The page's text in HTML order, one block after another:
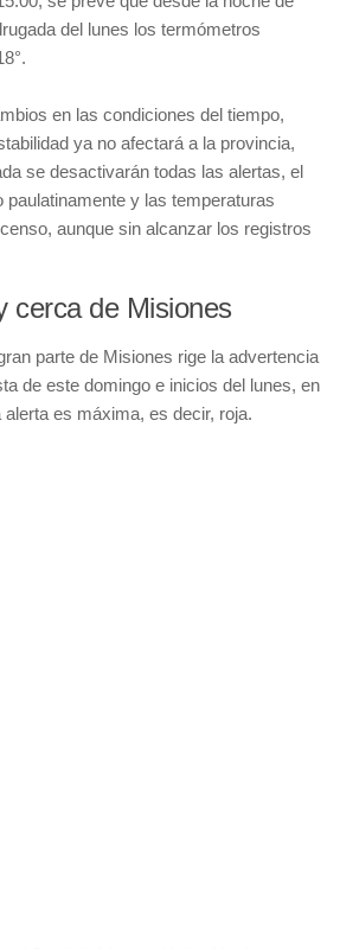
del lunes los termómetros
en las condiciones del tiempo,
ya no afectará a la provincia,
se desactivarán todas las alertas, el
paulatinamente y las temperaturas
aunque sin alcanzar los registros
cerca de Misiones
parte de Misiones rige la advertencia
de este domingo e inicios del lunes, en
es máxima, es decir, roja.